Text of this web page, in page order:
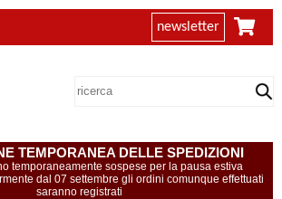
newsletter
TEMPORANEA DELLE SPEDIZIONI
temporaneamente sospese per la pausa estiva
dal 07 settembre gli ordini comunque effettuati
saranno registrati